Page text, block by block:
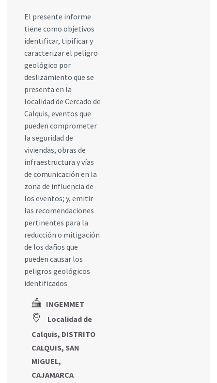
El presente informe
tiene como objetivos
identificar, tipificar y
caracterizar el peligro
geológico por
deslizamiento que se
presenta en la
localidad de Cercado de
Calquis, eventos que
pueden comprometer
la seguridad de
viviendas, obras de
infraestructura y vías
de comunicación en la
zona de influencia de
los eventos; y, emitir
las recomendaciones
pertinentes para la
reducción o mitigación
de los daños que
pueden causar los
peligros geológicos
identificados.
INGEMMET
Localidad de
Calquis, DISTRITO
CALQUIS, SAN
MIGUEL,
CAJAMARCA